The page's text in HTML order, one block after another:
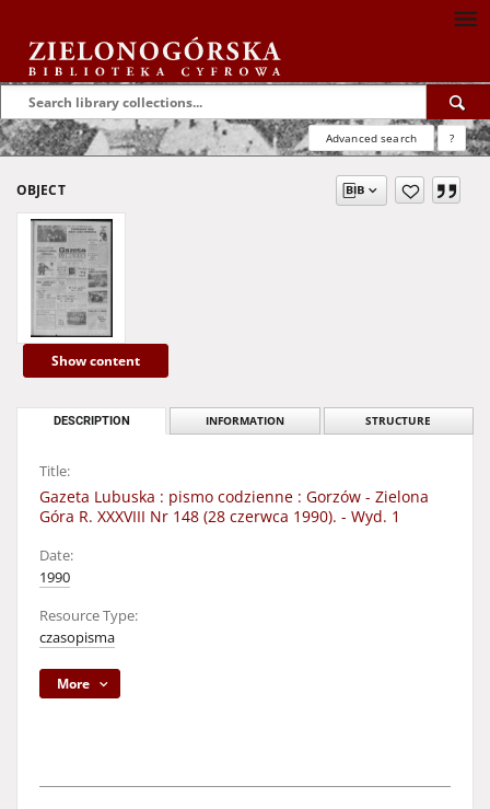
Advanced search ?
OBJECT
Show content
DESCRIPTION INFORMATION STRUCTURE
Title:
Gazeta Lubuska : pismo codzienne : Gorzów - Zielona
Góra R. XXXVIII Nr 148 (28 czerwca 1990). - Wyd. 1
Date:
1990
Resource Type:
czasopisma
More